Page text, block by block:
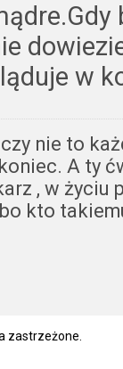
w
nie to
A ty
, w życiu
kto
zastrzeżone.